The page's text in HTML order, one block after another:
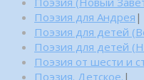
Поэзия для Андрея |
Поэзия для детей
Поэзия для детей
Поэзия от шести и
Поэзия. Детское. |